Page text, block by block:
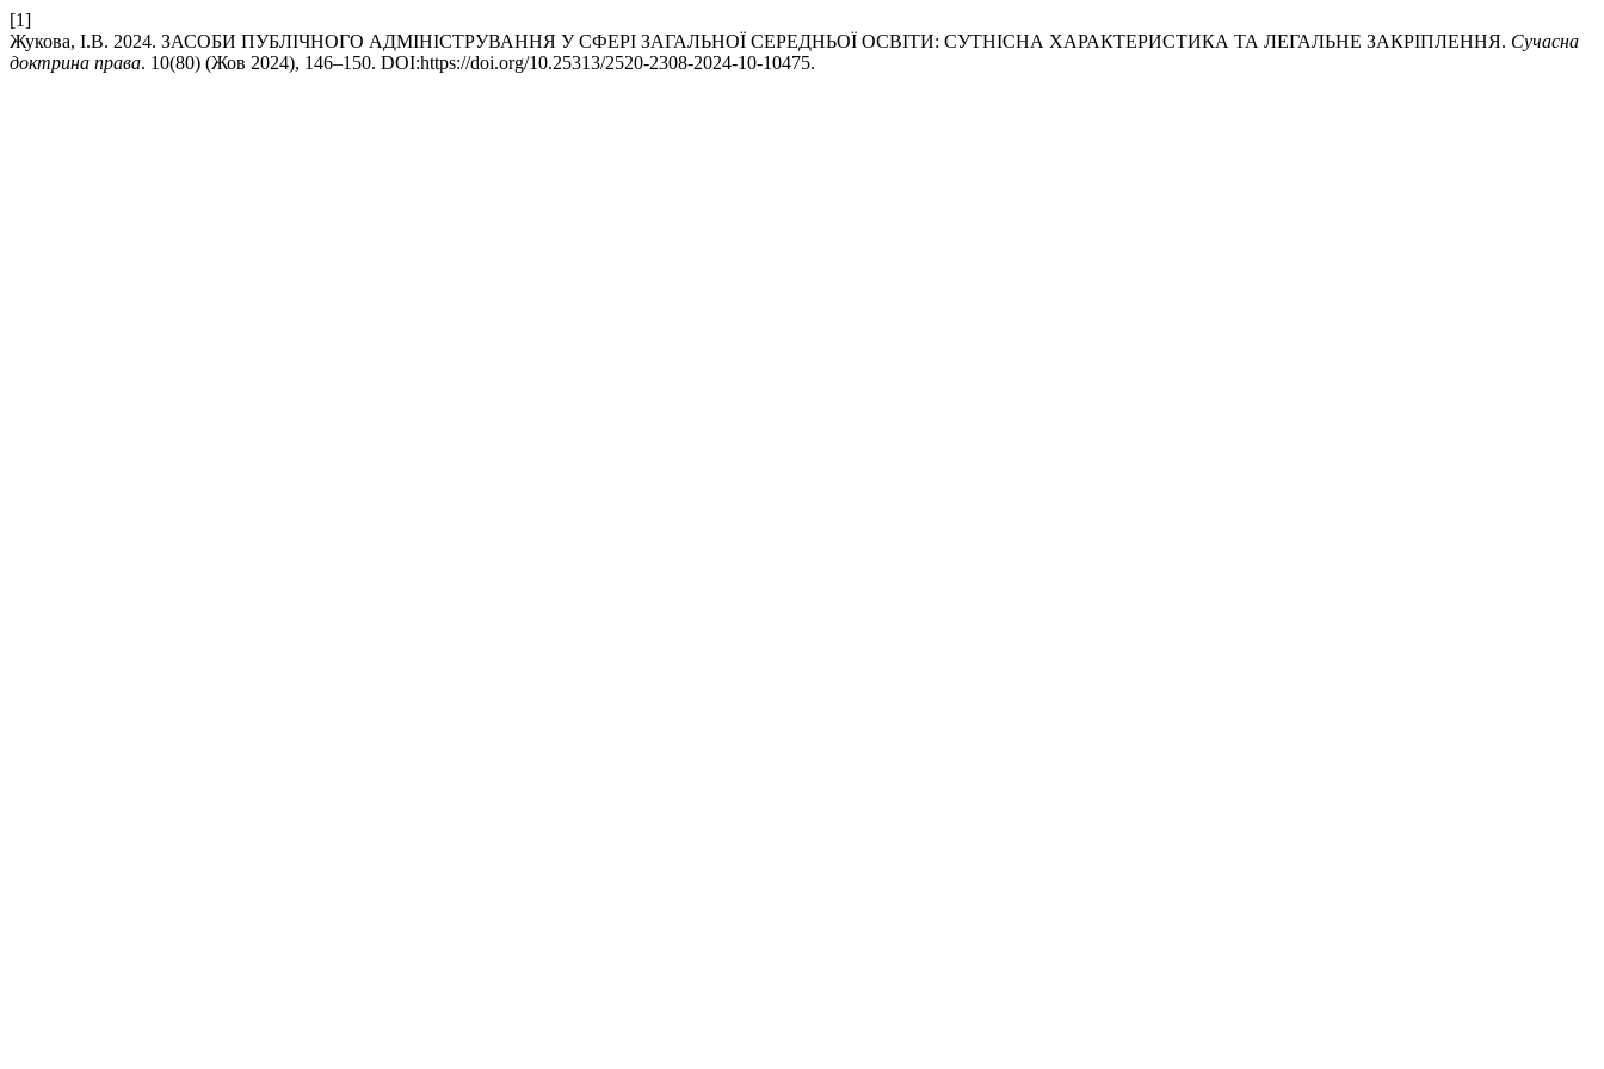
[1]
Жукова, І.В. 2024. ЗАСОБИ ПУБЛІЧНОГО АДМІНІСТРУВАННЯ У СФЕРІ ЗАГАЛЬНОЇ СЕРЕДНЬОЇ ОСВІТИ: СУТНІСНА ХАРАКТЕРИСТИКА ТА ЛЕГАЛЬНЕ ЗАКРІПЛЕННЯ. Сучасна
доктрина права. 10(80) (Жов 2024), 146–150. DOI:https://doi.org/10.25313/2520-2308-2024-10-10475.